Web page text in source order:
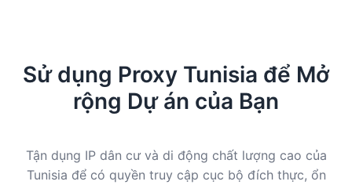
Sử dụng Proxy Tunisia để Mở
rộng Dự án của Bạn
Tận dụng IP dân cư và di động chất lượng cao của
Tunisia để có quyền truy cập cục bộ đích thực, ổn